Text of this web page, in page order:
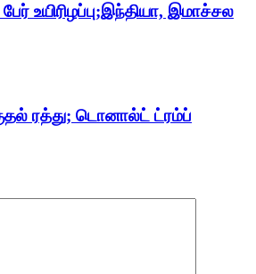
பேர் உயிரிழப்பு;இந்தியா, இமாச்சல
ரத்து; டொனால்ட் ட்ரம்ப்